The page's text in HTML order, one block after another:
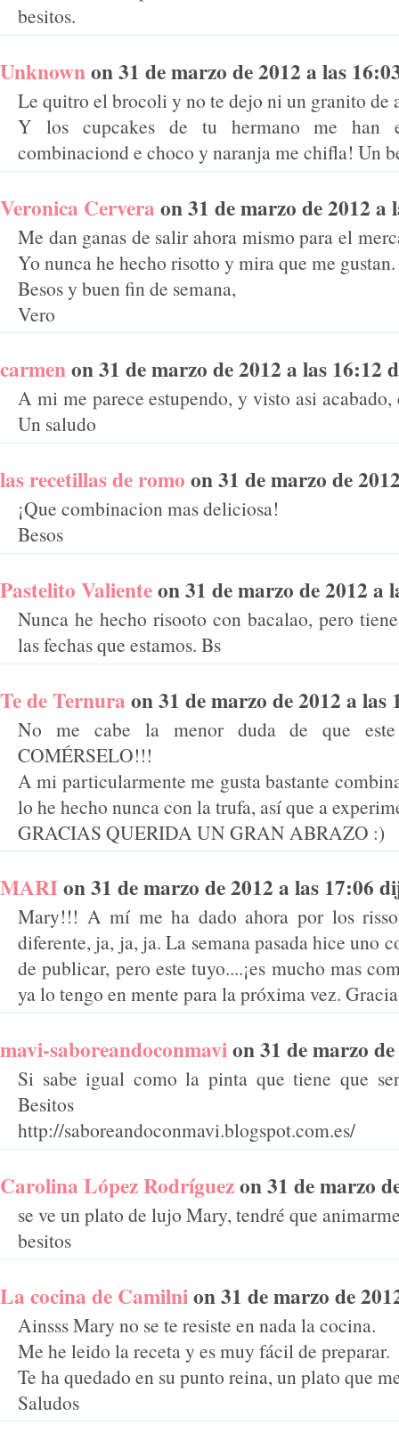
besitos.
Unknownon 31 de marzo de 2012 a las
Le quitro el brocoli y no te dejo ni un granito de
Y los cupcakes de tu hermano me han
combinaciond e choco y naranja me chifla! Un
Veronica Cervera on 31 de marzo de 2012 a
Me dan ganas de salir ahora mismo para el
Yo nunca he hecho risotto y mira que me gustan.
Besos y buen fin de semana,
Vero
carmenon 31 de marzo de 2012 a las 16:12
A mi me parece estupendo, y visto asi acabado,
Un saludo
las recetillas de romo on 31 de marzo de
¡Que combinacion mas deliciosa!
Besos
Pastelito Valienteon 31 de marzo de 2012 a
Nunca he hecho risooto con bacalao, pero
las fechas que estamos. Bs
Te de Ternura on 31 de marzo de 2012 a las
No me cabe la menor duda de que este
COMÉRSELO!!!
A mi particularmente me gusta bastante
lo he hecho nunca con la trufa, así que a
GRACIAS QUERIDA UN GRAN ABRAZO :)
MARIon 31 de marzo de 2012 a las 17:06
Mary!!! A mí me ha dado ahora por los
diferente, ja, ja, ja. La semana pasada hice uno
de publicar, pero este tuyo....¡es mucho mas
ya lo tengo en mente para la próxima vez.
mavi-saboreandoconmavion 31 de marzo
Si sabe igual como la pinta que tiene que
Besitos
http://saboreandoconmavi.blogspot.com.es/
Carolina López Rodríguezon 31 de marzo
se ve un plato de lujo Mary, tendré que
besitos
La cocina de Camilnion 31 de marzo de
Ainsss Mary no se te resiste en nada la cocina.
Me he leido la receta y es muy fácil de preparar.
Te ha quedado en su punto reina, un plato que
Saludos